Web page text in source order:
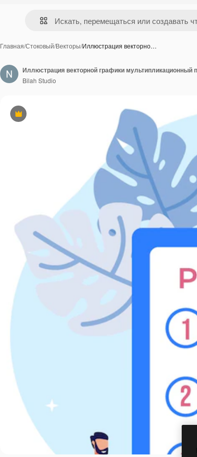
Главная/Стоковый/Векторы/Иллюстрация векторно…
Премиум
Bilah Studio